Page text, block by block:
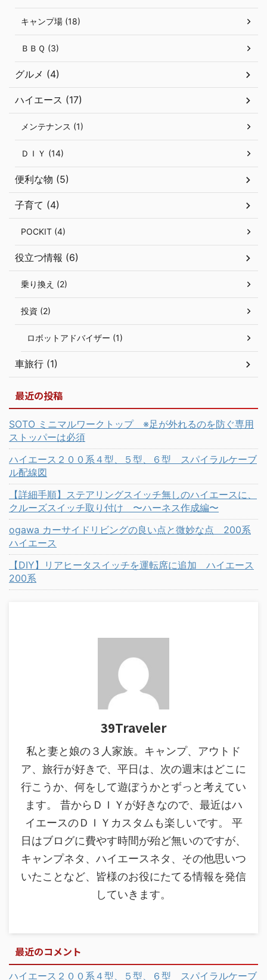
キャンプ場 (18)
ＢＢＱ (3)
グルメ (4)
ハイエース (17)
メンテナンス (1)
ＤＩＹ (14)
便利な物 (5)
子育て (4)
POCKIT (4)
役立つ情報 (6)
乗り換え (2)
投資 (2)
ロボットアドバイザー (1)
車旅行 (1)
最近の投稿
SOTO ミニマルワークトップ ※足が外れるのを防ぐ専用
ストッパーは必須
ハイエース２００系４型、５型、６型 スパイラルケーブ
ル配線図
【詳細手順】ステアリングスイッチ無しのハイエースに、
クルーズスイッチ取り付け 〜ハーネス作成編〜
ogawa カーサイドリビングの良い点と微妙な点 200系
ハイエース
【DIY】リアヒータスイッチを運転席に追加 ハイエース
200系
39Traveler
私と妻と娘の３人家族。キャンプ、アウトド
ア、旅行が好きで、平日は、次の週末はどこに
行こうか、何をして遊ぼうかとずっと考えてい
ます。 昔からＤＩＹが好きなので、最近はハ
イエースのＤＩＹカスタムも楽しいです。 平
日はブログに費やす時間が殆ど無いのですが、
キャンプネタ、ハイエースネタ、その他思いつ
いたことなど、皆様のお役にたてる情報を発信
していきます。
最近のコメント
ハイエース２００系４型、５型、６型 スパイラルケーブ